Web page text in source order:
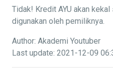
Tidak! Kredit AYU akan
digunakan oleh pemiliknya.
Author: Akademi Youtuber
Last update: 2021-12-09